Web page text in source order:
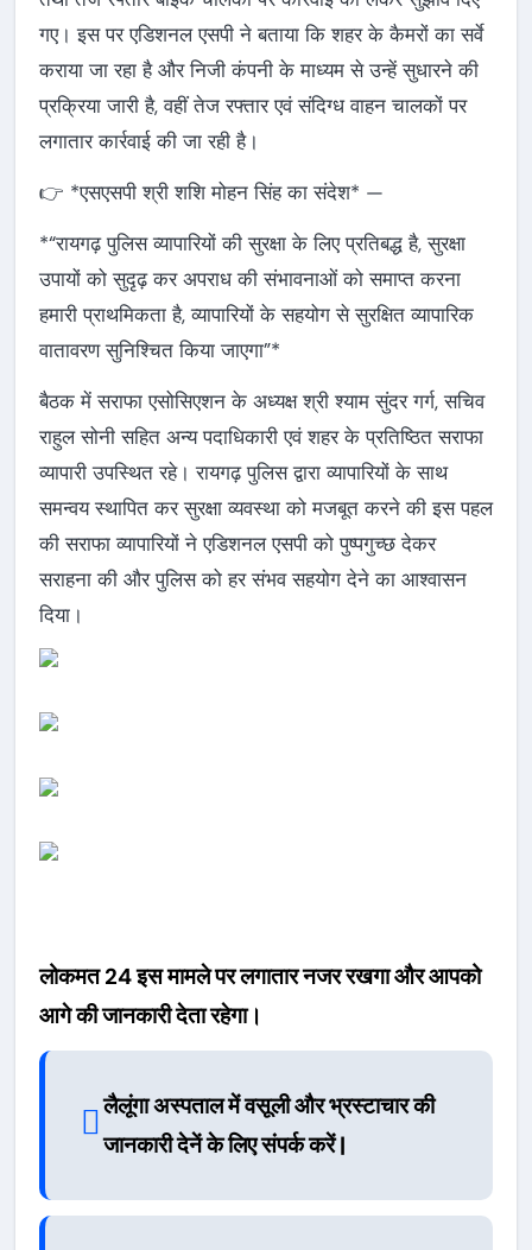
गए। इस पर एडिशनल एसपी ने बताया कि शहर के कैमरों का सर्वे
कराया जा रहा है और निजी कंपनी के माध्यम से उन्हें सुधारने की
प्रक्रिया जारी है, वहीं तेज रफ्तार एवं संदिग्ध वाहन चालकों पर
लगातार कार्रवाई की जा रही है।
👉 *एसएसपी श्री शशि मोहन सिंह का संदेश* —
*“रायगढ़ पुलिस व्यापारियों की सुरक्षा के लिए प्रतिबद्ध है, सुरक्षा
उपायों को सुदृढ़ कर अपराध की संभावनाओं को समाप्त करना
हमारी प्राथमिकता है, व्यापारियों के सहयोग से सुरक्षित व्यापारिक
वातावरण सुनिश्चित किया जाएगा”*
बैठक में सराफा एसोसिएशन के अध्यक्ष श्री श्याम सुंदर गर्ग, सचिव
राहुल सोनी सहित अन्य पदाधिकारी एवं शहर के प्रतिष्ठित सराफा
व्यापारी उपस्थित रहे। रायगढ़ पुलिस द्वारा व्यापारियों के साथ
समन्वय स्थापित कर सुरक्षा व्यवस्था को मजबूत करने की इस पहल
की सराफा व्यापारियों ने एडिशनल एसपी को पुष्पगुच्छ देकर
सराहना की और पुलिस को हर संभव सहयोग देने का आश्वासन
दिया।
लोकमत 24 इस मामले पर लगातार नजर रखगा और आपको
आगे की जानकारी देता रहेगा।
लैलूंगा अस्पताल में वसूली और भ्रस्टाचार की
जानकारी देनें के लिए संपर्क करें |